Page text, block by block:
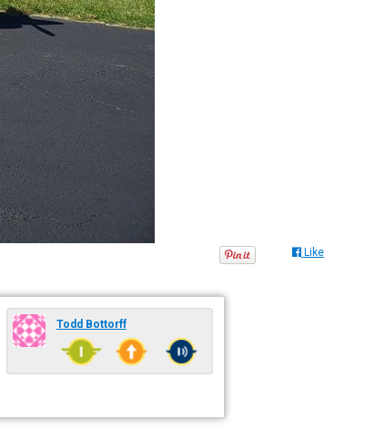
Like
Todd Bottorff